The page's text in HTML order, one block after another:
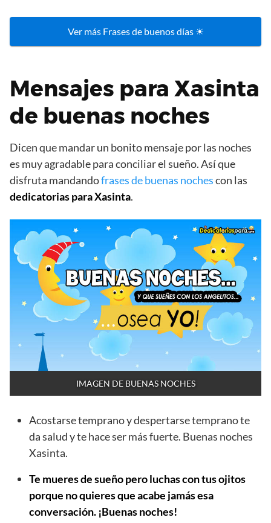
Ver más Frases de buenos días ☀
Mensajes para Xasinta
de buenas noches
Dicen que mandar un bonito mensaje por las noches
es muy agradable para conciliar el sueño. Así que
disfruta mandandofrases de buenas nochescon las
dedicatorias para Xasinta.
IMAGEN DE BUENAS NOCHES
Acostarse temprano y despertarse temprano te
da salud y te hace ser más fuerte. Buenas noches
Xasinta.
Te mueres de sueño pero luchas con tus ojitos
porque no quieres que acabe jamás esa
conversación. ¡Buenas noches!